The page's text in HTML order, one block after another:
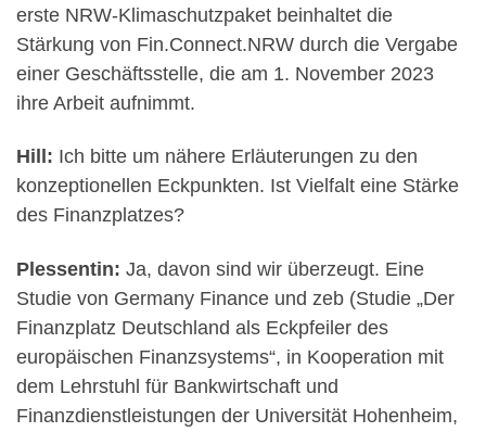
erste NRW-Klimaschutzpaket beinhaltet die
Stärkung von Fin.Connect.NRW durch die Vergabe
einer Geschäftsstelle, die am 1. November 2023
ihre Arbeit aufnimmt.
Hill: Ich bitte um nähere Erläuterungen zu den
konzeptionellen Eckpunkten. Ist Vielfalt eine Stärke
des Finanzplatzes?
Plessentin: Ja, davon sind wir überzeugt. Eine
Studie von Germany Finance und zeb (Studie „Der
Finanzplatz Deutschland als Eckpfeiler des
europäischen Finanzsystems“, in Kooperation mit
dem Lehrstuhl für Bankwirtschaft und
Finanzdienstleistungen der Universität Hohenheim,